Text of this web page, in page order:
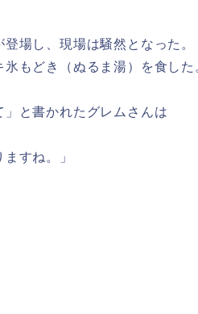
場し、現場は騒然となった。
もどき（ぬるま湯）を食した
と書かれたグレムさんは
すね。」